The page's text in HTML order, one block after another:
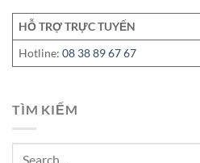
HỖ TRỢ TRỰC TUYẾN
Hotline:08 38 89 67 67
TÌM KIẾM